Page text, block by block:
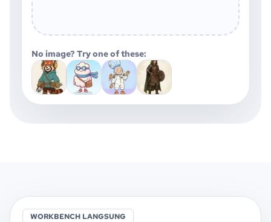
No image? Try one of these:
WORKBENCH LANGSUNG